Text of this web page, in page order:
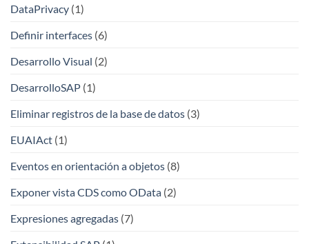
DataPrivacy (1)
Definir interfaces (6)
Desarrollo Visual (2)
DesarrolloSAP (1)
Eliminar registros de la base de datos (3)
EUAIAct (1)
Eventos en orientación a objetos (8)
Exponer vista CDS como OData (2)
Expresiones agregadas (7)